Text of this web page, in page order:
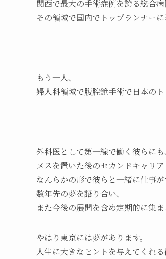
関西で最大の手術症例を誇る総合
その領域で国内でトップランナー
もう一人、
婦人科領域で腹腔鏡手術で日本の
外科医として第一線で働く彼らに
メスを置いた後のセカンドキャリア
なんらかの形で彼らと一緒に仕事
数年先の夢を語り合い、
また今後の展開を含め定期的に集
やはり東京には夢があります。
人生に大きなヒントを与えてくれる